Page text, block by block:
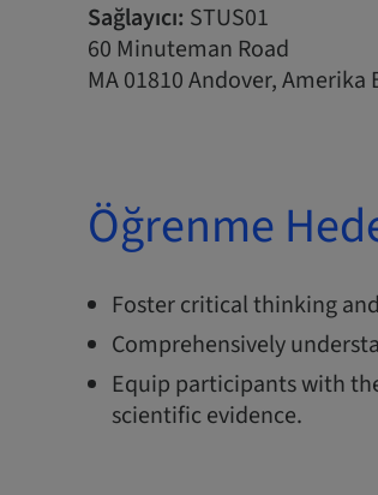
Sağlayıcı: STUS01
60 Minuteman Road
MA 01810 Andover,
Öğrenme
Foster critical thinking
Comprehensively
Equip participants with
scientific evidence.